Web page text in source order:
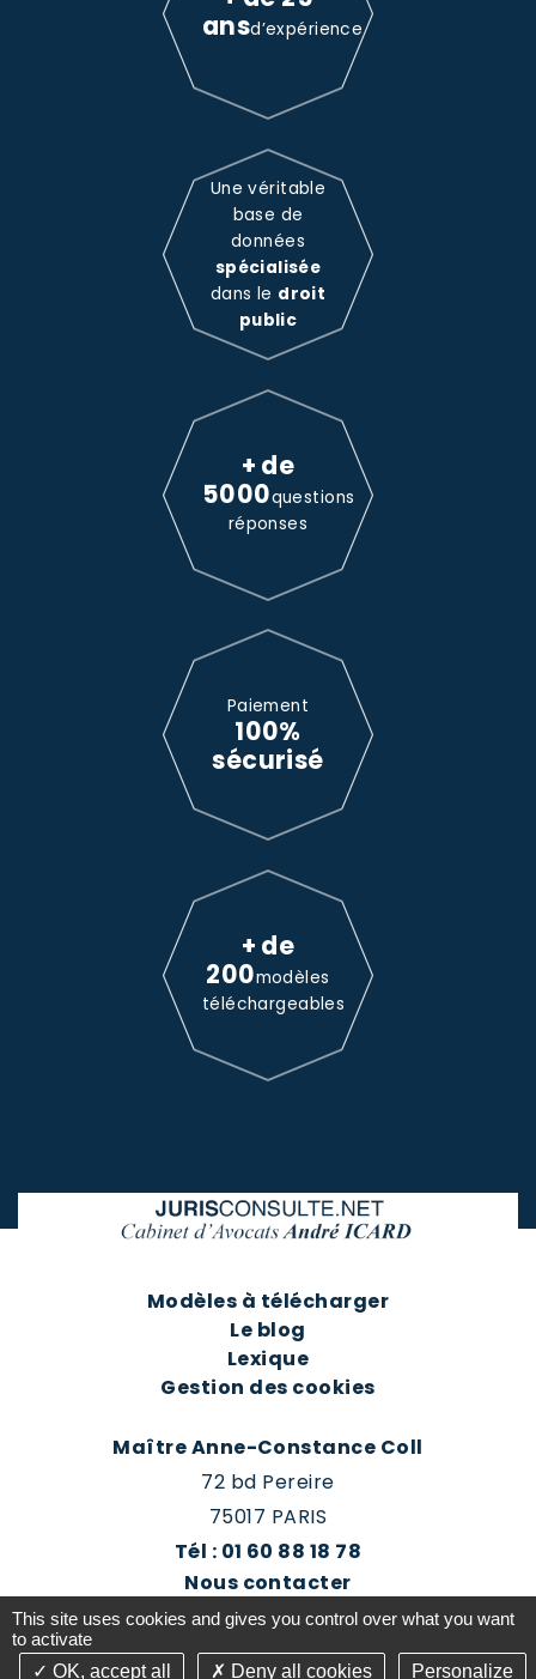
ansd’expérience
Une véritable
base de
données
spécialisée
dans le droit
public
+ de
5000questions
réponses
Paiement
100%
sécurisé
+ de
200modèles
téléchargeables
Modèles à télécharger
Le blog
Lexique
Gestion des cookies
Maître Anne-Constance Coll
72 bd Pereire
75017 PARIS
Tél : 01 60 88 18 78
Nous contacter
Prendre rendez-vous
This site uses cookies and gives you control over what you want
to activate
OK, accept all
Deny all cookies Personalize